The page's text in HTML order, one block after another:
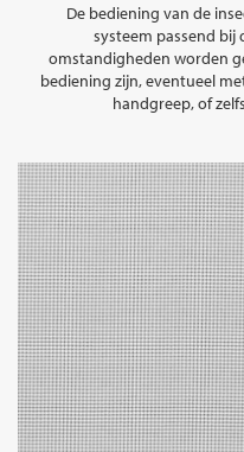
De bediening van de
systeem passend bij
omstandigheden worden
bediening zijn, eventueel
handgreep, of